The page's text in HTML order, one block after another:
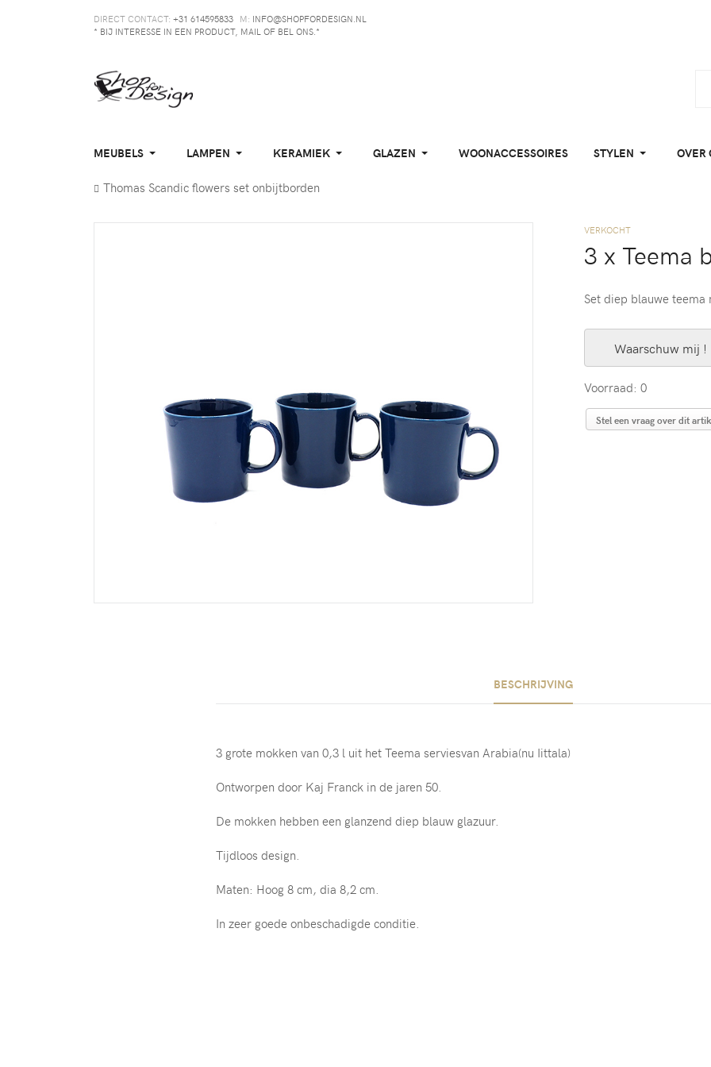
DIRECT CONTACT: +31 614595833 M: INFO@SHOPFORDESIGN.NL
* BIJ INTERESSE IN EEN PRODUCT, MAIL OF BEL ONS.*
MEUBELS LAMPEN KERAMIEK GLAZEN WOONACCESSOIRES STYLEN OVER
Thomas Scandic flowers set onbijtborden
VERKOCHT
3 x Teema
Set diep blauwe teema
Waarschuw mij !
Voorraad: 0
Stel een vraag over dit
BESCHRIJVING
3 grote mokken van 0,3 l uit het Teema serviesvan Arabia(nu Iittala)
Ontworpen door Kaj Franck in de jaren 50.
De mokken hebben een glanzend diep blauw glazuur.
Tijdloos design.
Maten: Hoog 8 cm, dia 8,2 cm.
In zeer goede onbeschadigde conditie.